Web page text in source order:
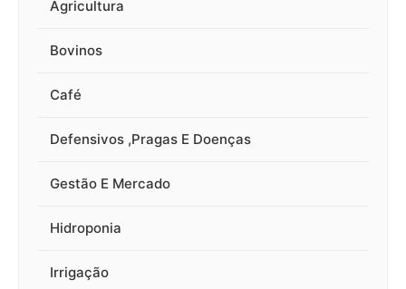
Agricultura
Bovinos
Café
Defensivos ,Pragas E Doenças
Gestão E Mercado
Hidroponia
Irrigação